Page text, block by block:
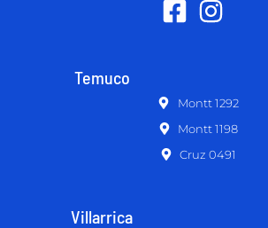
Temuco
Montt 1292
Montt 1198
Cruz 0491
Villarrica